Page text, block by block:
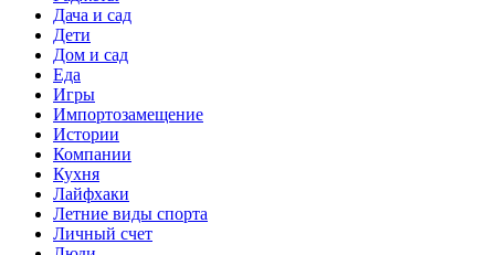
Дача и сад
Дети
Дом и сад
Еда
Игры
Импортозамещение
Истории
Компании
Кухня
Лайфхаки
Летние виды спорта
Личный счет